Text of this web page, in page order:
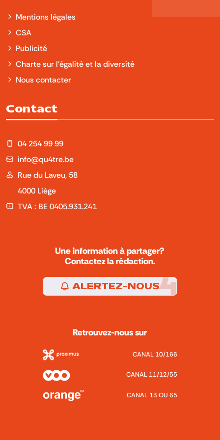
Mentions légales
CSA
Publicité
Charte sur l'égalité et la diversité
Nous contacter
Contact
04 254 99 99
info@qu4tre.be
Rue du Laveu, 58
4000 Liège
TVA : BE 0405.931.241
Une information à partager?
Contactez la rédaction.
ALERTEZ-NOUS
Retrouvez-nous sur
CANAL 10/166
CANAL 11/12/55
CANAL 13 OU 65